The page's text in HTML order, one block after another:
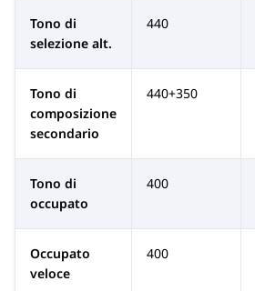
Tono di
selezione alt.
440
Tono di
composizione
secondario
440+350
Tono di
occupato
400
Occupato
veloce
400